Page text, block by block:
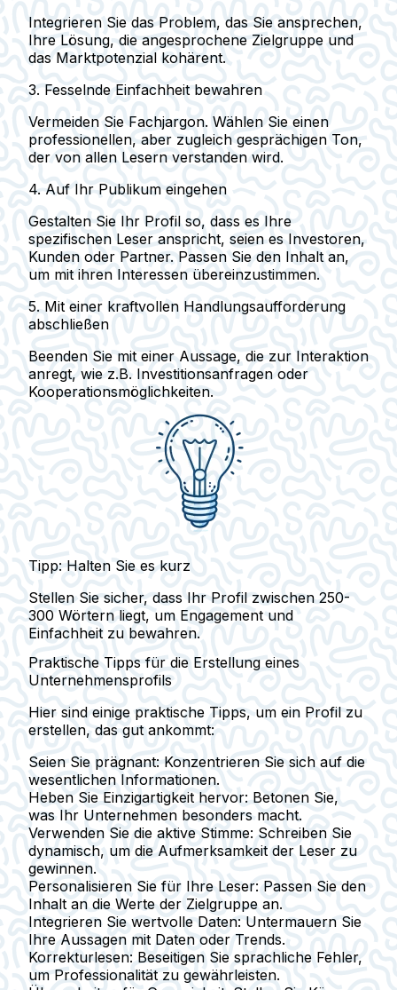
Integrieren Sie das Problem, das Sie ansprechen,
Ihre Lösung, die angesprochene Zielgruppe und
das Marktpotenzial kohärent.
3. Fesselnde Einfachheit bewahren
Vermeiden Sie Fachjargon. Wählen Sie einen
professionellen, aber zugleich gesprächigen Ton,
der von allen Lesern verstanden wird.
4. Auf Ihr Publikum eingehen
Gestalten Sie Ihr Profil so, dass es Ihre
spezifischen Leser anspricht, seien es Investoren,
Kunden oder Partner. Passen Sie den Inhalt an,
um mit ihren Interessen übereinzustimmen.
5. Mit einer kraftvollen Handlungsaufforderung
abschließen
Beenden Sie mit einer Aussage, die zur Interaktion
anregt, wie z.B. Investitionsanfragen oder
Kooperationsmöglichkeiten.
Tipp: Halten Sie es kurz
Stellen Sie sicher, dass Ihr Profil zwischen 250-
300 Wörtern liegt, um Engagement und
Einfachheit zu bewahren.
Praktische Tipps für die Erstellung eines
Unternehmensprofils
Hier sind einige praktische Tipps, um ein Profil zu
erstellen, das gut ankommt:
Seien Sie prägnant: Konzentrieren Sie sich auf die
wesentlichen Informationen.
Heben Sie Einzigartigkeit hervor: Betonen Sie,
was Ihr Unternehmen besonders macht.
Verwenden Sie die aktive Stimme: Schreiben Sie
dynamisch, um die Aufmerksamkeit der Leser zu
gewinnen.
Personalisieren Sie für Ihre Leser: Passen Sie den
Inhalt an die Werte der Zielgruppe an.
Integrieren Sie wertvolle Daten: Untermauern Sie
Ihre Aussagen mit Daten oder Trends.
Korrekturlesen: Beseitigen Sie sprachliche Fehler,
um Professionalität zu gewährleisten.